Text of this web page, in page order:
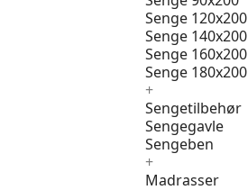
Senge 120x200
Senge 140x200
Senge 160x200
Senge 180x200
+
Sengetilbehør
Sengegavle
Sengeben
+
Madrasser